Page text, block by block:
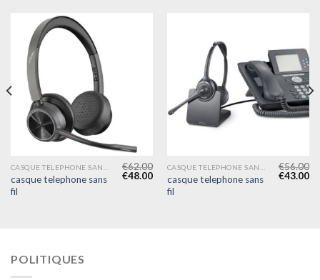
CASQUE TELEPHONE SANS FIL
casque telephone sans
fil
€62.00
€48.00
CASQUE TELEPHONE SANS FIL
casque telephone sans
fil
€56.00
€43.00
POLITIQUES